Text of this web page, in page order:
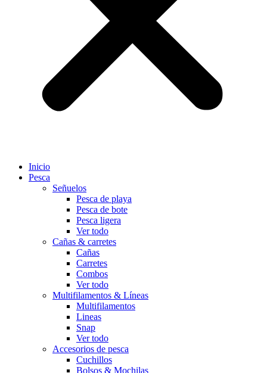
Inicio
Pesca
Señuelos
Pesca de playa
Pesca de bote
Pesca ligera
Ver todo
Cañas & carretes
Cañas
Carretes
Combos
Ver todo
Multifilamentos & Líneas
Multifilamentos
Lineas
Snap
Ver todo
Accesorios de pesca
Cuchillos
Bolsos & Mochilas